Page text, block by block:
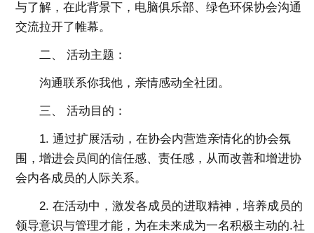
与了解，在此背景下，电脑俱乐部、绿色环保协会沟通
交流拉开了帷幕。
二、 活动主题：
沟通联系你我他，亲情感动全社团。
三、 活动目的：
1. 通过扩展活动，在协会内营造亲情化的协会氛
围，增进会员间的信任感、责任感，从而改善和增进协
会内各成员的人际关系。
2. 在活动中，激发各成员的进取精神，培养成员的
领导意识与管理才能，为在未来成为一名积极主动的.社